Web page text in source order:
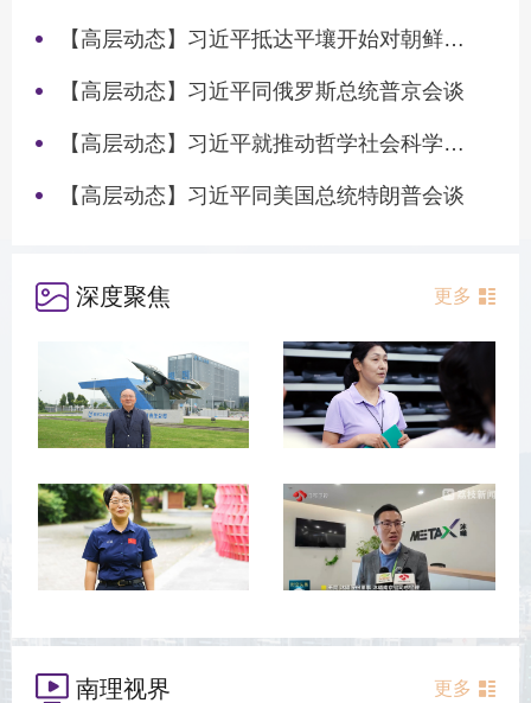
【高层动态】习近平抵达平壤开始对朝鲜进行国事访问
【高层动态】习近平同俄罗斯总统普京会谈
【高层动态】习近平就推动哲学社会科学高质量发展作出重要指示
【高层动态】习近平同美国总统特朗普会谈
深度聚焦 更多
南理视界 更多